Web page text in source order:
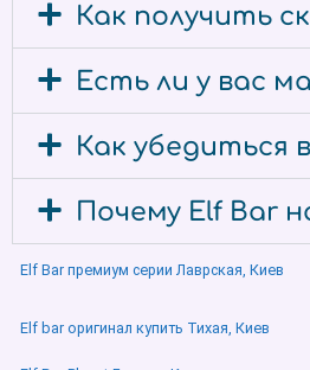
Как получить
Есть ли у вас
Как убедиться
Почему Elf Bar
Elf Bar премиум серии Лаврская, Киев
Elf bar оригинал купить Тихая, Киев